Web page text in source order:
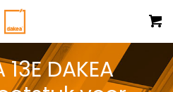
DAKEA